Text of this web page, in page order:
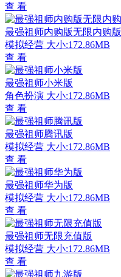
查 看
最强祖师内购版无限内购版
模拟经营 大小:172.86MB
查 看
最强祖师小米版
角色扮演 大小:172.86MB
查 看
最强祖师腾讯版
模拟经营 大小:172.86MB
查 看
最强祖师华为版
模拟经营 大小:172.86MB
查 看
最强祖师无限充值版
模拟经营 大小:172.86MB
查 看